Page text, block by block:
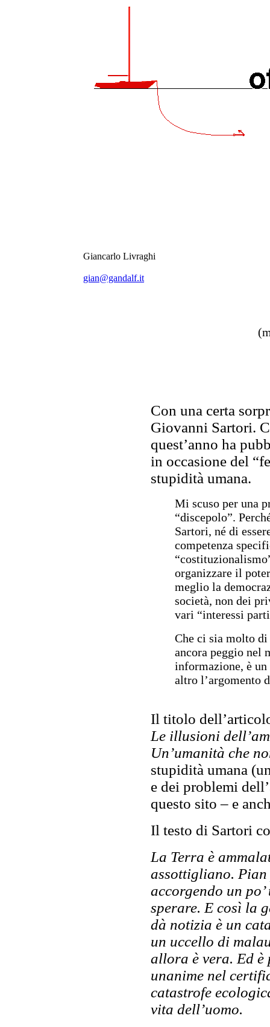
Giancarlo Livraghi
gian@gandalf.it
Con una certa
Giovanni Sartori.
quest’anno ha
in occasione del
stupidità umana.
Mi scuso per una
“discepolo”.
Sartori, né di
competenza
organizzare il
meglio la
società, non dei
vari “interessi
Che ci sia molto
ancora peggio nel
informazione, è un
altro l’argomento
Il titolo
Le illusioni
Un’umanità che
stupidità umana
e dei problemi
questo sito – e
Il testo di Sartori
La Terra è
assottigliano.
accorgendo un
sperare. E così la
dà notizia è un
un uccello di
allora è vera. Ed è
unanime nel
catastrofe
vita dell’uomo.